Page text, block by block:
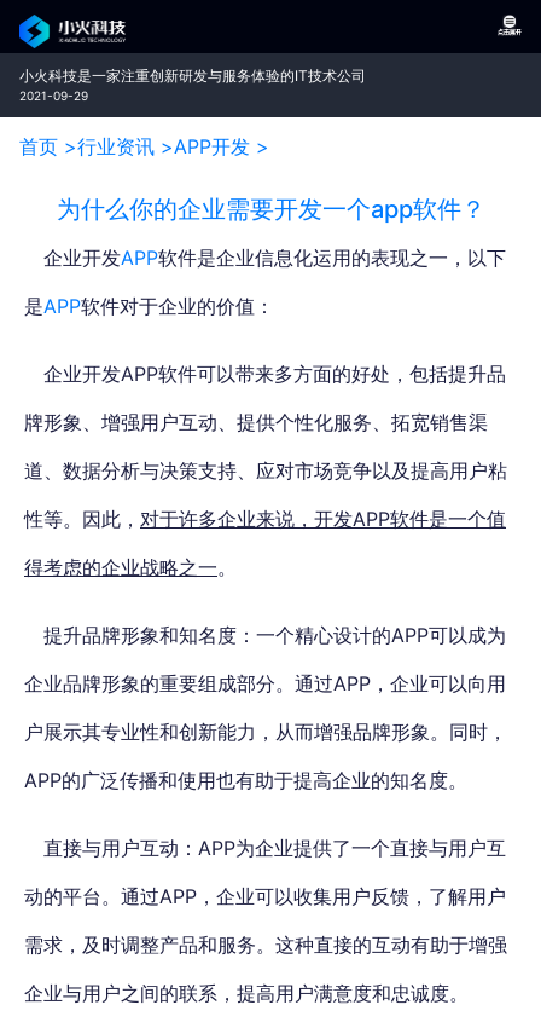
小火科技是一家注重创新研发与服务体验的IT技术公司
2021-09-29
首页 >行业资讯 >APP开发 >
为什么你的企业需要开发一个app软件？
企业开发APP软件是企业信息化运用的表现之一，以下
是APP软件对于企业的价值：
企业开发APP软件可以带来多方面的好处，包括提升品
牌形象、增强用户互动、提供个性化服务、拓宽销售渠
道、数据分析与决策支持、应对市场竞争以及提高用户粘
性等。因此， 对于许多企业来说，开发APP软件是一个值
得考虑的企业战略之一。
提升品牌形象和知名度 ：一个精心设计的APP可以成为
企业品牌形象的重要组成部分。通过APP，企业可以向用
户展示其专业性和创新能力，从而增强品牌形象。同时，
APP的广泛传播和使用也有助于提高企业的知名度。
直接与用户互动 ：APP为企业提供了一个直接与用户互
动的平台。通过APP，企业可以收集用户反馈，了解用户
需求，及时调整产品和服务。这种直接的互动有助于增强
企业与用户之间的联系，提高用户满意度和忠诚度。